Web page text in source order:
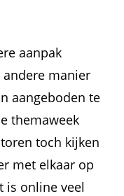
aanpak
manier
aangeboden te
themaweek
toch kijken
met elkaar op
is online veel